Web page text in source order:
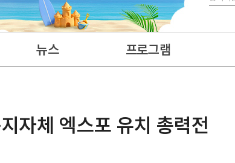
뉴스 프로그램
자체 엑스포 유치 총력전